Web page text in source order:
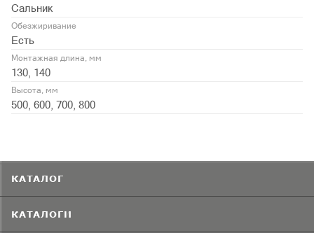
Сальник
Обезжиривание
Есть
Монтажная длина, мм
130, 140
Высота, мм
500, 600, 700, 800
КАТАЛОГ
КАТАЛОГИ